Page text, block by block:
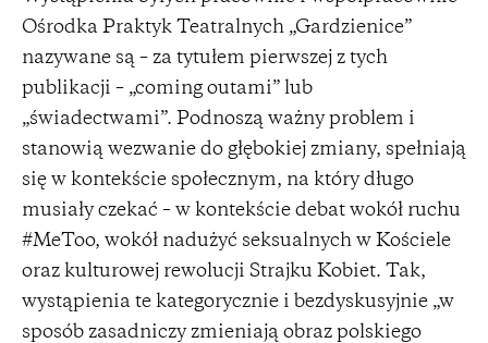
Ośrodka Praktyk Teatralnych „Gardzienice”
nazywane są – za tytułem pierwszej z tych
publikacji – „coming outami” lub
„świadectwami”. Podnoszą ważny problem i
stanowią wezwanie do głębokiej zmiany, spełniają
się w kontekście społecznym, na który długo
musiały czekać – w kontekście debat wokół ruchu
#MeToo, wokół nadużyć seksualnych w Kościele
oraz kulturowej rewolucji Strajku Kobiet. Tak,
wystąpienia te kategorycznie i bezdyskusyjnie „w
sposób zasadniczy zmieniają obraz polskiego